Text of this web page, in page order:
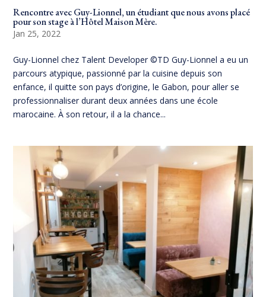
Rencontre avec Guy-Lionnel, un étudiant que nous avons placé
pour son stage à l’Hôtel Maison Mère.
Jan 25, 2022
Guy-Lionnel chez Talent Developer ©TD Guy-Lionnel a eu un
parcours atypique, passionné par la cuisine depuis son
enfance, il quitte son pays d’origine, le Gabon, pour aller se
professionnaliser durant deux années dans une école
marocaine. À son retour, il a la chance...